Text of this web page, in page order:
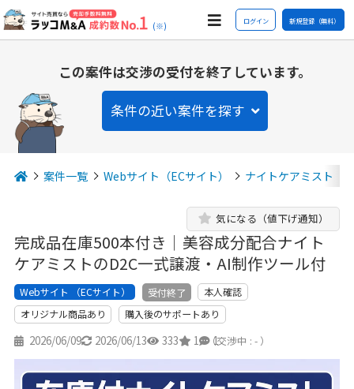
(※) ログイン 新規登録（無料）
この案件は交渉の受付を終了しています。
条件の近い案件を探す
案件一覧 Webサイト（ECサイト） ナイトケアミスト
完成品在庫500本付き｜美容成分配合ナイト
ケアミストのD2C一式譲渡・AI制作ツール付
気になる（値下げ通知）
Webサイト （ECサイト） 受付終了
本人確認
オリジナル商品あり
購入後のサポートあり
2026/06/09 2026/06/13 333 1 1
（交渉中 : - ）